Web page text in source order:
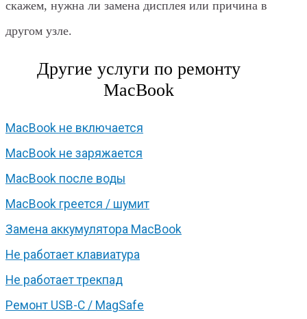
скажем, нужна ли замена дисплея или причина в
другом узле.
Другие услуги по ремонту
MacBook
MacBook не включается
MacBook не заряжается
MacBook после воды
MacBook греется / шумит
Замена аккумулятора MacBook
Не работает клавиатура
Не работает трекпад
Ремонт USB-C / MagSafe